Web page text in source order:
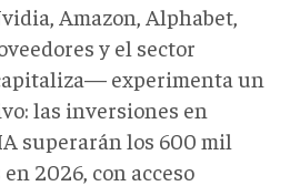
Amazon, Alphabet,
y el sector
experimenta un
las inversiones en
superarán los 600 mil
2026, con acceso